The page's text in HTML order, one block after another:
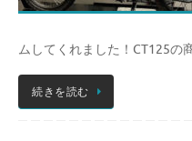
ムしてくれました！CT125の
続きを読む